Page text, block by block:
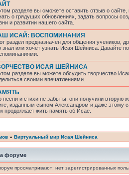
разделе вы сможете оставить отзыв о
о грядущих обновлениях, задать вопросы
и развитии нашего сайта.
ИСАЙ: ВОСПОМИНАНИЯ
раздел предназначен для общения учеников,
знал или хочет узнать Исая Шейниса. Давайте
ИСАЯ ШЕЙНИСА
разделе вы можете обсудить творчество
своими впечатлениями.
песни и стихи не забыты, они получили вторую
изданным сыном Александром и даже этому
продолжает жить память об Исае.
» Виртуальный мир Исая Шейниса
форуме
просматривают: нет зарегистрированных